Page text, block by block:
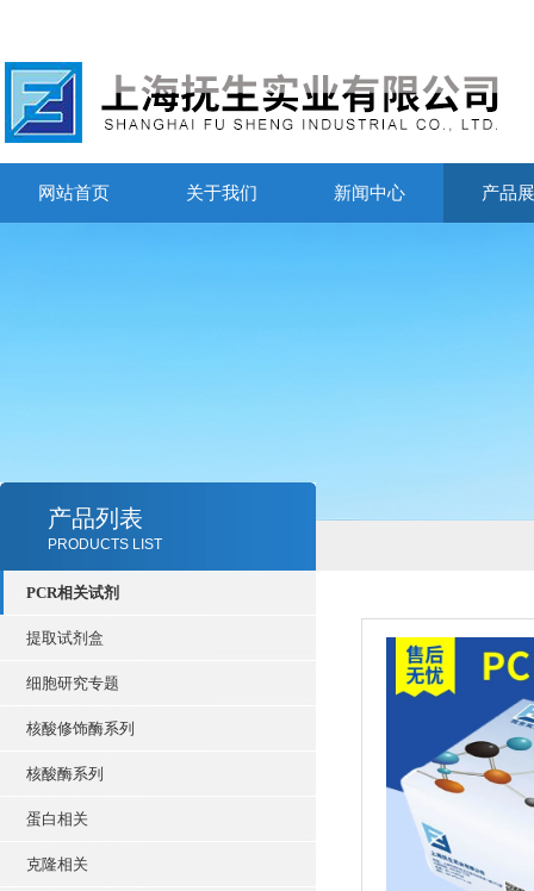
网站首页 关于我们 新闻中心 产品
产品列表
PRODUCTS LIST
PCR相关试剂
提取试剂盒
细胞研究专题
核酸修饰酶系列
核酸酶系列
蛋白相关
克隆相关